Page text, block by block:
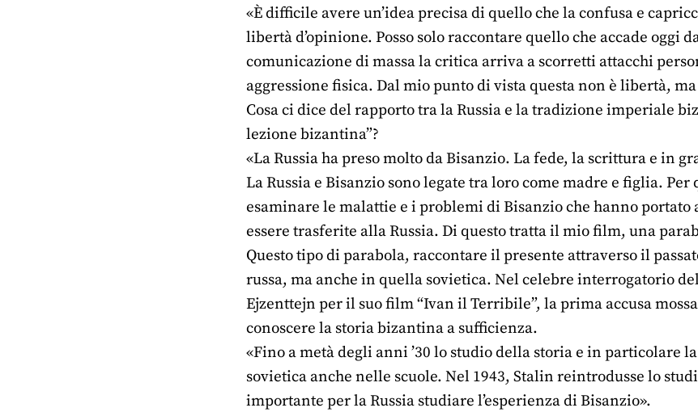
«È difficile avere un’idea precisa di quello che la confusa e
libertà d’opinione. Posso solo raccontare quello che accade
comunicazione di massa la critica arriva a scorretti attacchi
aggressione fisica. Dal mio punto di vista questa non è libertà,
Cosa ci dice del rapporto tra la Russia e la tradizione imperiale
lezione bizantina”?
«La Russia ha preso molto da Bisanzio. La fede, la scrittura e in
La Russia e Bisanzio sono legate tra loro come madre e figlia.
esaminare le malattie e i problemi di Bisanzio che hanno
essere trasferite alla Russia. Di questo tratta il mio film, una
Questo tipo di parabola, raccontare il presente attraverso il
russa, ma anche in quella sovietica. Nel celebre interrogatorio
Ejzenttejn per il suo film “Ivan il Terribile”, la prima accusa
conoscere la storia bizantina a sufficienza.
«Fino a metà degli anni ’30 lo studio della storia e in particolare
sovietica anche nelle scuole. Nel 1943, Stalin reintrodusse lo
importante per la Russia studiare l’esperienza di Bisanzio».